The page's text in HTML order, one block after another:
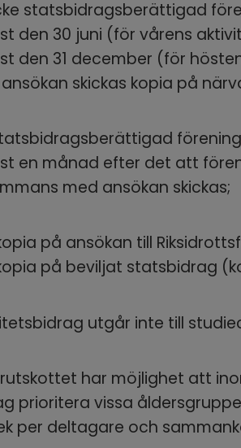
statsbidragsberättigad
den 30 juni (för vårens
den 31 december (för
skickas kopia på
en månad efter det att
med ansökan skickas;
på ansökan till
på beviljat statsbidrag
utgår inte till
har möjlighet att
prioritera vissa
per deltagare och